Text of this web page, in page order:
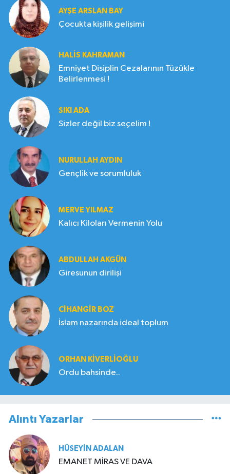
AYŞE ARSLAN BAY
Çocukta kişilik gelişimi
HALIS KAHRAMAN
Emniyet Disiplin Cezalarının Tüzükle
Belirlenmesi !
SIKI ADA
Sizler değil biz seçelim !
NURULLAH AYDIN
Gençlik ve sorumluluk
MERVE YILMAZ
Kalıcı Kiloları Vermenin Yolu
ABDULLAH AKGÜN
Giresunun dirilişi
CIHANGIR BOZ
İslam nazarında ideal toplum
ORHAN KIVERLIOĞLU
Ordu bahsinde..
Alıntı Yazarlar
HÜSEYIN ADALAN
EMANET MİRAS VE DAVA